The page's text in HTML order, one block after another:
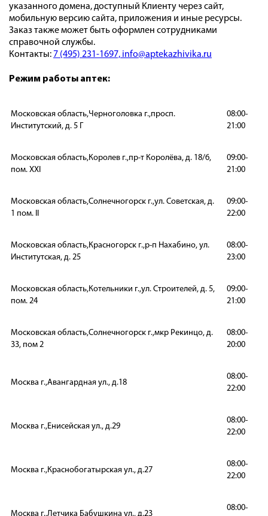
указанного домена, доступный Клиенту через сайт,
мобильную версию сайта, приложения и иные ресурсы.
Заказ также может быть оформлен сотрудниками
справочной службы.
Контакты: 7 (495) 231-1697, info@aptekazhivika.ru
Режим работы аптек:
Московская область,Черноголовка г.,просп.
Институтский, д. 5 Г
08:00-
21:00
Московская область,Королев г.,пр-т Королёва, д. 18/6,
пом. XXI
09:00-
21:00
Московская область,Солнечногорск г.,ул. Советская, д.
1 пом. II
09:00-
22:00
Московская область,Красногорск г.,р-п Нахабино, ул.
Институтская, д. 25
08:00-
23:00
Московская область,Котельники г.,ул. Строителей, д. 5,
пом. 24
09:00-
21:00
Московская область,Солнечногорск г.,мкр Рекинцо, д.
33, пом 2
08:00-
20:00
Москва г.,Авангардная ул., д.18
08:00-
22:00
Москва г.,Енисейская ул., д.29
08:00-
22:00
Москва г.,Краснобогатырская ул., д.27
08:00-
22:00
Москва г.,Летчика Бабушкина ул., д.23
08:00-